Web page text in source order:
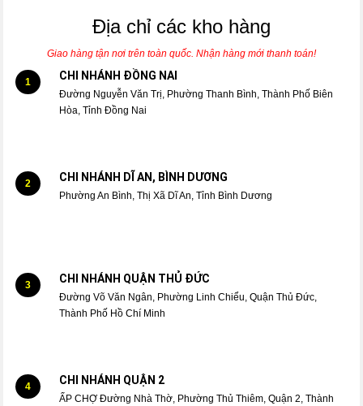
Địa chỉ các kho hàng
Giao hàng tận nơi trên toàn quốc. Nhận hàng mới thanh toán!
1 CHI NHÁNH ĐỒNG NAI
Đường Nguyễn Văn Trị, Phường Thanh Bình, Thành Phố Biên
Hòa, Tỉnh Đồng Nai
2 CHI NHÁNH DĨ AN, BÌNH DƯƠNG
Phường An Bình, Thị Xã Dĩ An, Tỉnh Bình Dương
3 CHI NHÁNH QUẬN THỦ ĐỨC
Đường Võ Văn Ngân, Phường Linh Chiểu, Quận Thủ Đức,
Thành Phố Hồ Chí Minh
4 CHI NHÁNH QUẬN 2
ẤP CHỢ Đường Nhà Thờ, Phường Thủ Thiêm, Quận 2, Thành